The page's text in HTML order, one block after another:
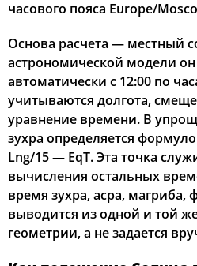
17, Пн 02:25 04:43 12:25
18, Вт 02:26 04:45 12:24
19, Ср 02:27 04:47 12:24
20, Чт 02:27 04:50 12:24
21, Пт 02:28 04:52 12:24
02:29 04:54 12:23
23, Вс 02:30 04:56 12:23
часового пояса Europe/
Основа расчета — местный
астрономической модели он
автоматически с 12:00 по
учитываются долгота,
уравнение времени. В
зухра определяется
Lng/15 — EqT. Эта точка
вычисления остальных
время зухра, асра,
выводится из одной и той
геометрии, а не задается